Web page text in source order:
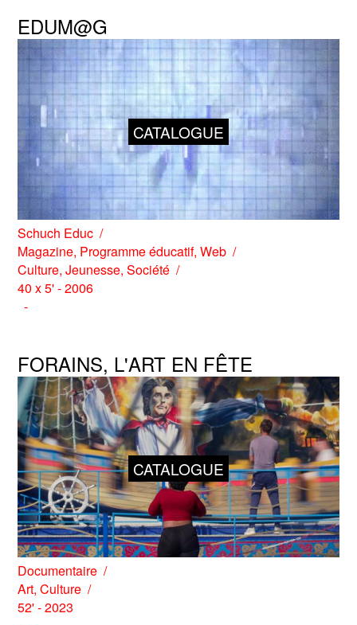
EDUM@G
CATALOGUE
Schuch Educ
Magazine, Programme éducatif,Web
Culture,Jeunesse,Société
40 x 5' - 2006
FORAINS, L'ART EN FÊTE
CATALOGUE
Documentaire
Art,Culture
52' - 2023